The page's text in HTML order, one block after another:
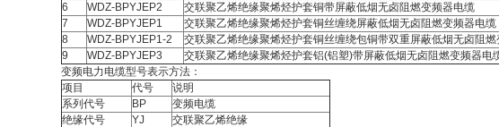
6
WDZ-BPYJEP2
交联聚乙烯绝缘聚烯烃护套铜带屏蔽低烟无卤阻燃变频器电缆
7
WDZ-BPYJEP1
交联聚乙烯绝缘聚烯烃护套铜丝缠绕屏蔽低烟无卤阻燃变频器电缆
8
WDZ-BPYJEP1-2
交联聚乙烯绝缘聚烯烃护套铜丝缠绕包铜带双重屏蔽低烟无卤阻燃
9
WDZ-BPYJEP3
交联聚乙烯绝缘聚烯烃护套铝(铝塑)带屏蔽低烟无卤阻燃变频器电
变频电力电缆型号表示方法：
项目
代号
说明
系列代号
BP
变频电缆
绝缘代号
YJ
交联聚乙烯绝缘